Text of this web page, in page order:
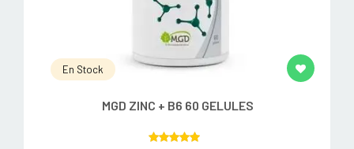
En Stock
MGD ZINC + B6 60 GELULES